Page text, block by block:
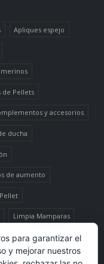
Apliques espejo
de Pellets
y accesorios
ducha
de aumento
Limpia Mamparas
de baño Papeleras
de Pellets
para garantizar el
y mejorar nuestros